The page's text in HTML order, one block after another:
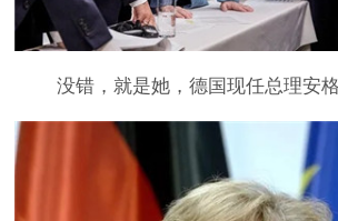
没错，就是她，德国现任总理安格